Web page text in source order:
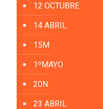
12 OCTUBRE
14 ABRIL
15M
1ºMAYO
20N
23 ABRIL